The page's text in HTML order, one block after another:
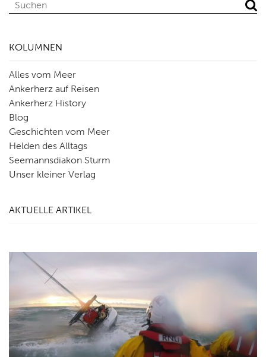
KOLUMNEN
Alles vom Meer
Ankerherz auf Reisen
Ankerherz History
Blog
Geschichten vom Meer
Helden des Alltags
Seemannsdiakon Sturm
Unser kleiner Verlag
AKTUELLE ARTIKEL